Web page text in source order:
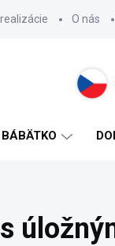
O nás